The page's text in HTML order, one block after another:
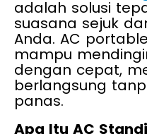
Sewa AC
adalah solusi
suasana sejuk
Anda. AC
mampu
dengan cepat,
berlangsung
panas.